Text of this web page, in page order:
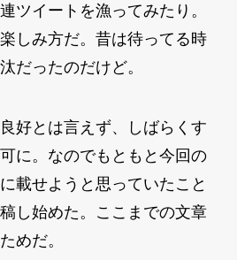
ツイートを漁ってみたり。
しみ方だ。昔は待ってる時
だったのだけど。
好とは言えず、しばらくす
に。なのでもともと今回の
載せようと思っていたこと
し始めた。ここまでの文章
めだ。